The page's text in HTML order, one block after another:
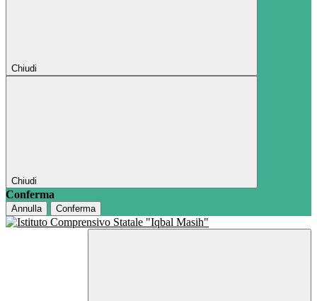
Chiudi
Chiudi
Conferma
Annulla Conferma